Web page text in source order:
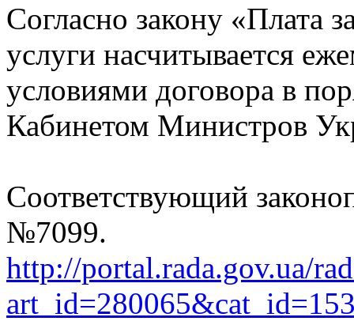
Согласно закону «Плата
услуги насчитывается
условиями договора в
Кабинетом Министров
Соответствующий
№7099.
http://portal.rada.gov.ua/